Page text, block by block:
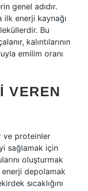
genel adıdır.
ilk enerji kaynağı
Bu
kalıntılarının
emilim oranı
VEREN
ve proteinler
sağlamak için
oluşturmak
enerji depolamak
sıcaklığını